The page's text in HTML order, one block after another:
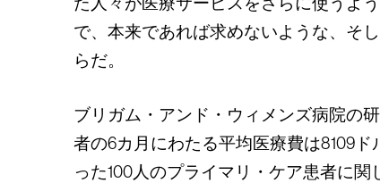
で、本来であれば求めないような、そ
らだ。
ブリガム・アンド・ウィメンズ病院の
者の6カ月にわたる平均医療費は8109
った100人のプライマリ・ケア患者に